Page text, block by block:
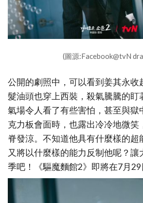
(圖源:Facebook@tvN
公開的劇照中，可以看到姜其永收
髮油頭也穿上西裝，殺氣騰騰的盯
氣場令人看了有些害怕，甚至與獄
克力板會面時，也露出冷冷地微笑
脊發涼。不知道他具有什麼樣的超
又將以什麼樣的能力反制他呢？讓
季吧！《驅魔麵館2》即將在7月29